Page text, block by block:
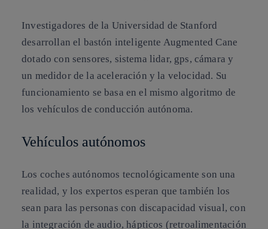
Investigadores de la Universidad de Stanford
desarrollan el bastón inteligente Augmented Cane
dotado con sensores, sistema lidar, gps, cámara y
un medidor de la aceleración y la velocidad. Su
funcionamiento se basa en el mismo algoritmo de
los vehículos de conducción autónoma.
Vehículos autónomos
Los coches autónomos tecnológicamente son una
realidad, y los expertos esperan que también los
sean para las personas con discapacidad visual, con
la integración de audio, hápticos (retroalimentación